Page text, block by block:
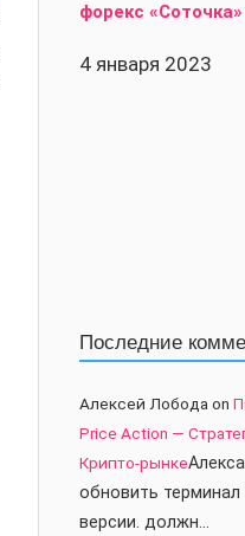
форекс «Соточка»
4 января 2023
Последние
Алексей Лободаon
Price Action —
Крипто-рынке
обновить
версии. должн…